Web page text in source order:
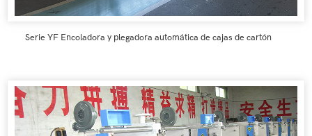
Serie YF Encoladora y plegadora automática de cajas de cartón